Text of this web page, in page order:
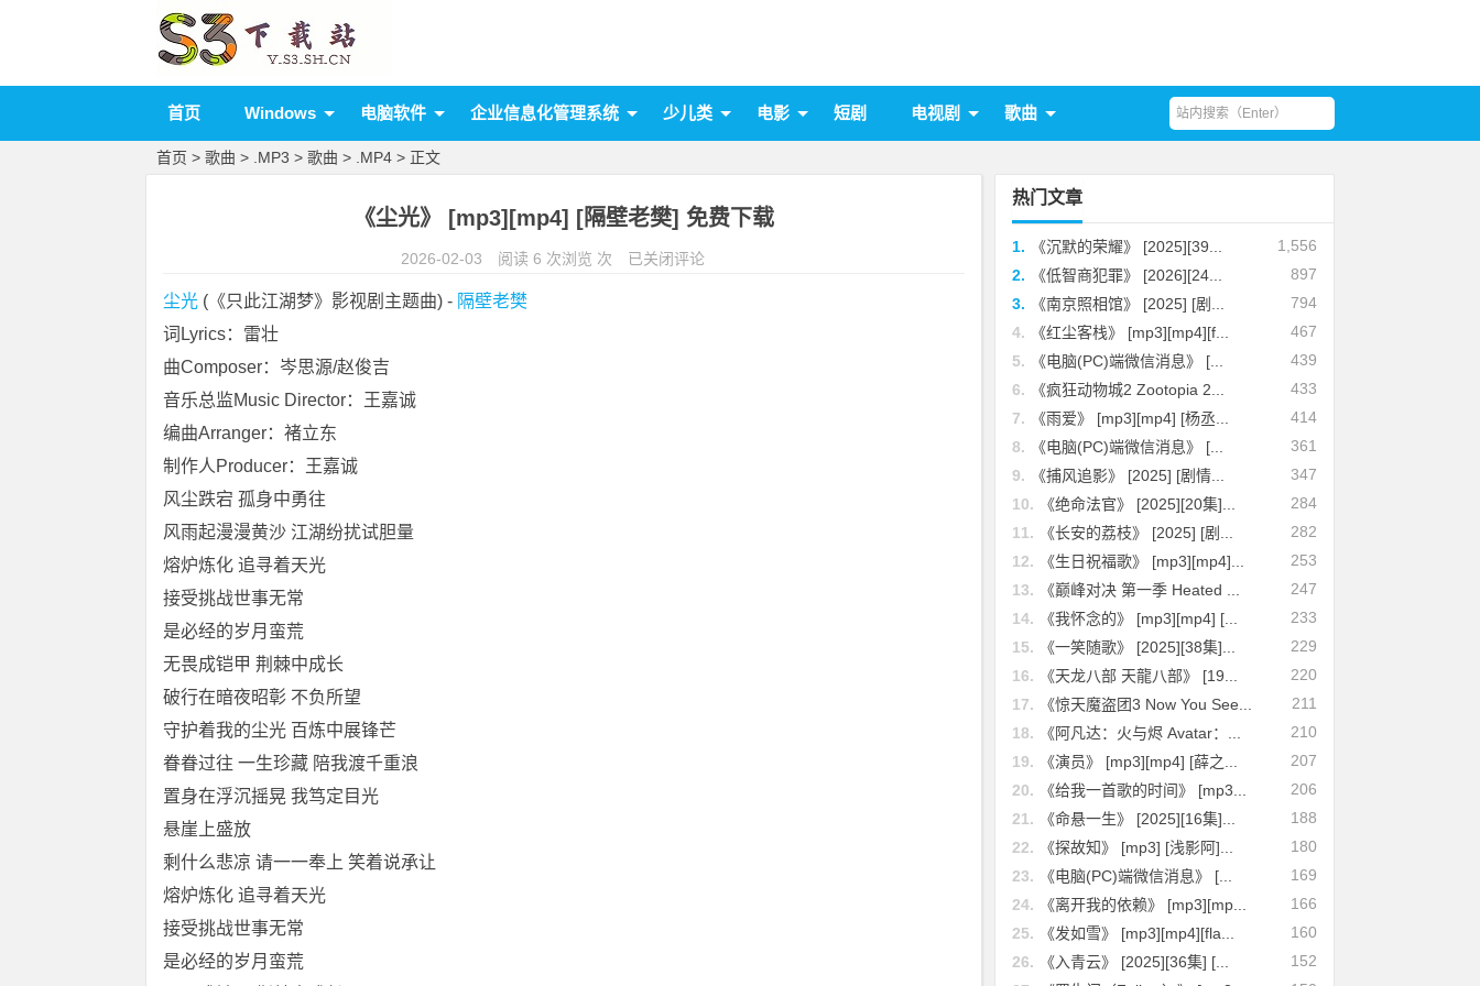
首页 Windows 电脑软件 企业信息化管理系统 少儿类 电影 短剧 电视剧 歌曲
首页 > 歌曲 > .MP3 > 歌曲 > .MP4 > 正文
《尘光》 [mp3][mp4] [隔壁老樊] 免费下载
2026-02-03 阅读 6 次浏览 次 已关闭评论
尘光 (《只此江湖梦》影视剧主题曲) - 隔壁老樊
词Lyrics：雷壮
曲Composer：岑思源/赵俊吉
音乐总监Music Director：王嘉诚
编曲Arranger：褚立东
制作人Producer：王嘉诚
风尘跌宕 孤身中勇往
风雨起漫漫黄沙 江湖纷扰试胆量
熔炉炼化 追寻着天光
接受挑战世事无常
是必经的岁月蛮荒
无畏成铠甲 荆棘中成长
破行在暗夜昭彰 不负所望
守护着我的尘光 百炼中展锋芒
眷眷过往 一生珍藏 陪我渡千重浪
置身在浮沉摇晃 我笃定目光
悬崖上盛放
剩什么悲凉 请一一奉上 笑着说承让
熔炉炼化 追寻着天光
接受挑战世事无常
是必经的岁月蛮荒
热门文章
1,556
1.
《沉默的荣耀》 [2025][39...
897
2.
《低智商犯罪》 [2026][24...
794
3.
《南京照相馆》 [2025] [剧...
467
4.
《红尘客栈》 [mp3][mp4][f...
439
5.
《电脑(PC)端微信消息》 [...
433
6.
《疯狂动物城2 Zootopia 2...
414
7.
《雨爱》 [mp3][mp4] [杨丞...
361
8.
《电脑(PC)端微信消息》 [...
347
9.
《捕风追影》 [2025] [剧情...
284
10.
《绝命法官》 [2025][20集]...
282
11.
《长安的荔枝》 [2025] [剧...
253
12.
《生日祝福歌》 [mp3][mp4]...
247
13.
《巅峰对决 第一季 Heated ...
233
14.
《我怀念的》 [mp3][mp4] [...
229
15.
《一笑随歌》 [2025][38集]...
220
16.
《天龙八部 天龍八部》 [19...
211
17.
《惊天魔盗团3 Now You See...
210
18.
《阿凡达：火与烬 Avatar：...
207
19.
《演员》 [mp3][mp4] [薛之...
206
20.
《给我一首歌的时间》 [mp3...
188
21.
《命悬一生》 [2025][16集]...
180
22.
《探故知》 [mp3] [浅影阿]...
169
23.
《电脑(PC)端微信消息》 [...
166
24.
《离开我的依赖》 [mp3][mp...
160
25.
《发如雪》 [mp3][mp4][fla...
152
26.
《入青云》 [2025][36集] [...